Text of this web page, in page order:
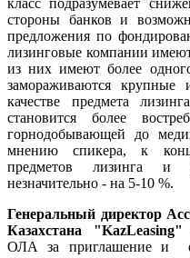
стороны банков и
предложения по
лизинговые компании
из них имеют более
замораживаются крупные
качестве предмета
становится более
горнодобывающей до
мнению спикера, к
предметов лизинга и
незначительно - на 5‑10 %.
Генеральный директор
Казахстана "KazLeasing"
ОЛА за приглашение и